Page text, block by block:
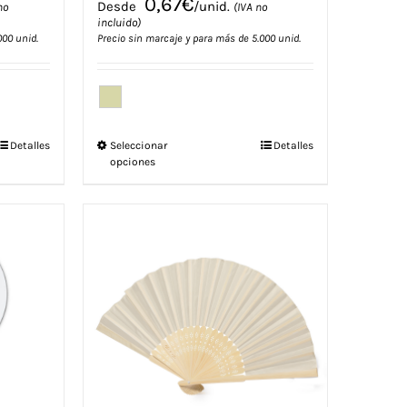
unid.
Detalles
Desde /unid. (IVA no
incluido)
Precio sin marcaje y para más de 5.000 unid.
Seleccionar
opciones
opciones
pueden
elegir
en
la
página
Detalles